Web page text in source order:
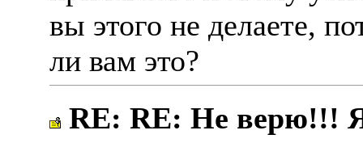
вы этого не делаете,
ли вам это?
RE: RE: Не верю!!!